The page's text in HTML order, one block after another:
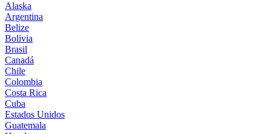
Alaska
Argentina
Belize
Bolivia
Brasil
Canadá
Chile
Colombia
Costa Rica
Cuba
Estados Unidos
Guatemala